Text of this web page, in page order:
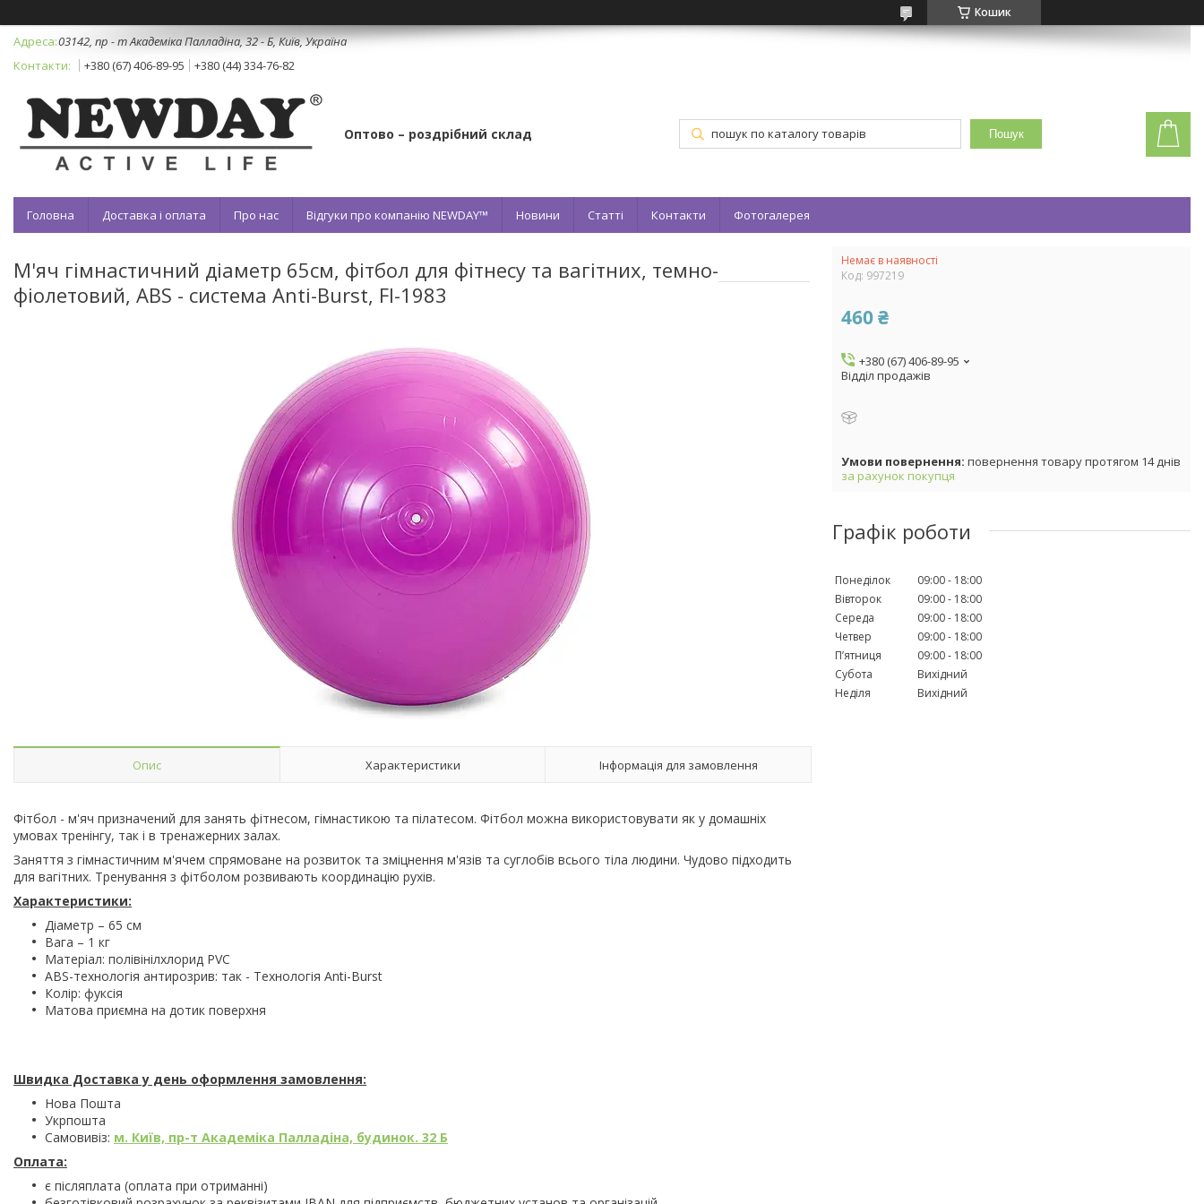
Кошик
03142, пр - т Академіка Палладіна, 32 - Б, Київ, Україна
+380 (67) 406-89-95
+380 (44) 334-76-82
Оптово – роздрібний склад Пошук
Головна Доставка і оплата Про нас Відгуки про компанію NEWDAY™ Новини Статті Контакти Фотогалерея
М'яч гімнастичний діаметр 65см, фітбол для фітнесу та вагітних, темно-
фіолетовий, ABS - система Anti-Burst, FI-1983
Опис Характеристики Інформація для замовлення
Фітбол - м'яч призначений для занять фітнесом, гімнастикою та пілатесом. Фітбол можна використовувати як у домашніх
умовах тренінгу, так і в тренажерних залах.
Заняття з гімнастичним м'ячем спрямоване на розвиток та зміцнення м'язів та суглобів всього тіла людини. Чудово підходить
для вагітних. Тренування з фітболом розвивають координацію рухів.
Характеристики:
Діаметр – 65 см
Вага – 1 кг
Матеріал: полівінілхлорид PVC
ABS-технологія антирозрив: так - Технологія Anti-Burst
Колір: фуксія
Матова приємна на дотик поверхня
Немає в наявності
Код: 997219
460 ₴
+380 (67) 406-89-95
Відділ продажів
повернення товару протягом 14 днів
за рахунок покупця
Графік роботи
Понеділок 09:00
18:00
Вівторок
09:00
18:00
Середа
09:00
18:00
Четвер
09:00
18:00
Пʼятниця
09:00
18:00
Субота
Вихідний
Неділя
Вихідний
Швидка Доставка у день оформлення замовлення:
Нова Пошта
Укрпошта
Самовивіз: м. Київ, пр-т Академіка Палладіна, будинок. 32 Б
Оплата:
є післяплата (оплата при отриманні)